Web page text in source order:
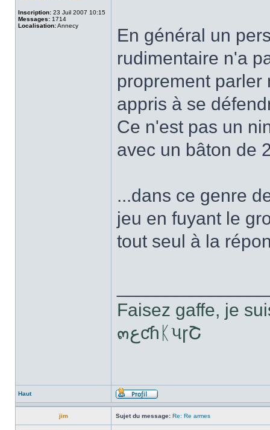
Inscription: 23 Juil 2007 10:15
Messages: 1714
Localisation:Annecy
En général un
rudimentaire n'a
proprement parler
appris à se
Ce n'est pas un
avec un bâton de
...dans ce genre
jeu en fuyant le
tout seul à la
Faisez gaffe, je
๓ﻉƈɦᛕપɼՇ
Haut
jim Sujet du message: Re: Re armes